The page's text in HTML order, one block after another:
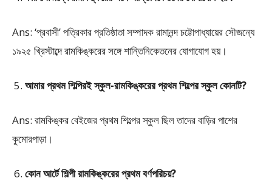
Ans: ‘প্রবাসী’ পত্রিকার প্রতিষ্ঠাতা সম্পাদক রামানন্দ চট্টোপাধ্যায়ের সৌজন্যে
১৯২৫ খ্রিস্টাব্দে রামকিঙ্করের সঙ্গে শান্তিনিকেতনের যোগাযোগ হয়।
আমার প্রথম শিল্পিরই স্কুল-রামকিঙ্করের প্রথম শিল্পের স্কুল কোনটি?
Ans: রামকিঙ্কর বেইজের প্রথম শিল্পের স্কুল ছিল তাদের বাড়ির পাশের
কুমোরপাড়া।
কোন আর্টে শিল্পী রামকিঙ্করের প্রথম বর্ণপরিচয়?